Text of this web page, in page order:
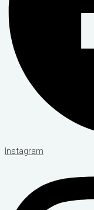
Instagram